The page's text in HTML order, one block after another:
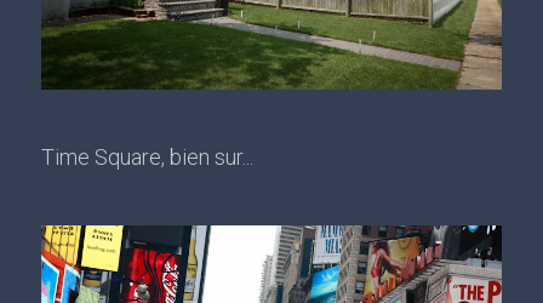
Time Square, bien sur...